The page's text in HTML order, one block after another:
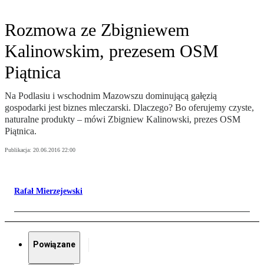
Rozmowa ze Zbigniewem
Kalinowskim, prezesem OSM
Piątnica
Na Podlasiu i wschodnim Mazowszu dominującą gałęzią
gospodarki jest biznes mleczarski. Dlaczego? Bo oferujemy czyste,
naturalne produkty – mówi Zbigniew Kalinowski, prezes OSM
Piątnica.
Publikacja: 20.06.2016 22:00
Rafał Mierzejewski
Powiązane